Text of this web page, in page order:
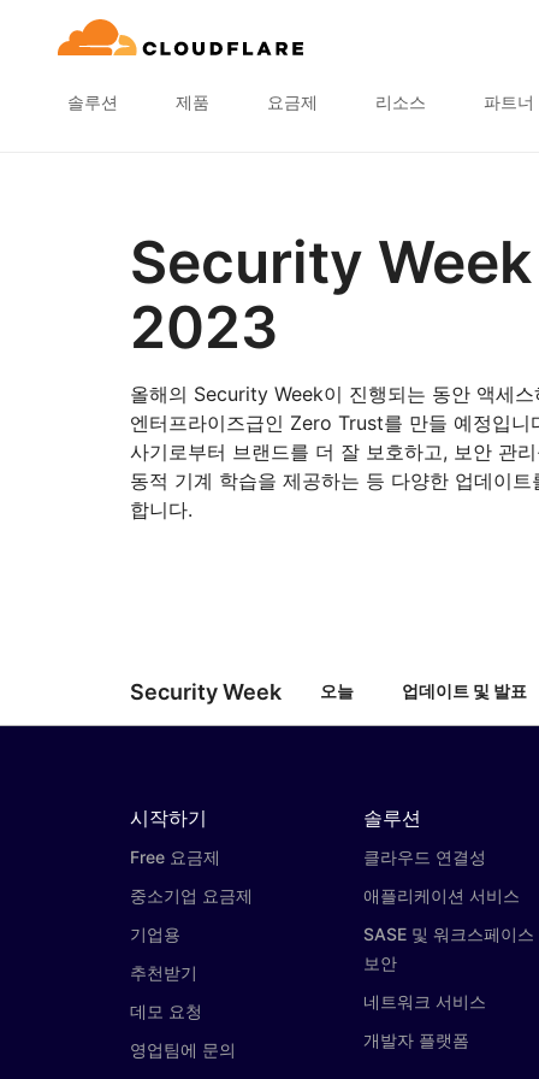
솔루션 제품 요금제 리소스 파트너
Security Week
2023
올해의 Security Week이 진행되는 동안 액세
엔터프라이즈급인 Zero Trust를 만들 예정입니
사기로부터 브랜드를 더 잘 보호하고, 보안 관
동적 기계 학습을 제공하는 등 다양한 업데이트
합니다.
Security Week 오늘 업데이트 및 발표
시작하기
Free 요금제
중소기업 요금제
기업용
추천받기
데모 요청
영업팀에 문의
솔루션
클라우드 연결성
애플리케이션 서비스
SASE 및 워크스페이스
보안
네트워크 서비스
개발자 플랫폼